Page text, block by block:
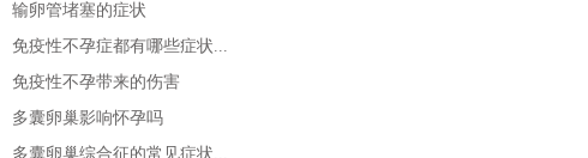
输卵管堵塞的症状
免疫性不孕症都有哪些症状...
免疫性不孕带来的伤害
多囊卵巢影响怀孕吗
多囊卵巢综合征的常见症状...